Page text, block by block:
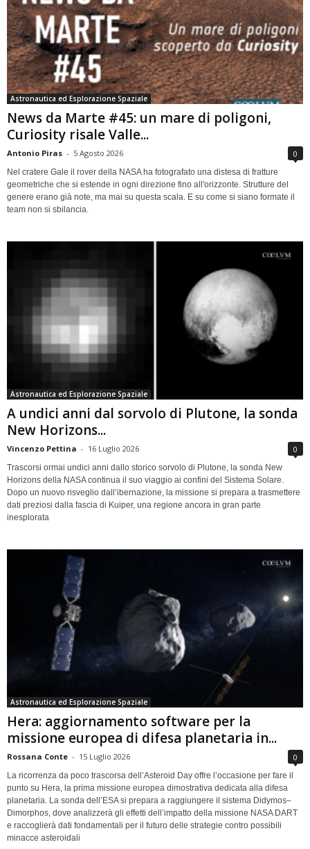
Astronautica ed Esplorazione Spaziale
News da Marte #45: un mare di poligoni,
Curiosity risale Valle...
Antonio Piras - 5 Agosto 2026 0
Nel cratere Gale il rover della NASA ha fotografato una distesa di fratture
geometriche che si estende in ogni direzione fino all'orizzonte. Strutture del
genere erano già note, ma mai su questa scala. E su come si siano formate il
team non si sbilancia.
Astronautica ed Esplorazione Spaziale
A undici anni dal sorvolo di Plutone, la sonda
New Horizons...
Vincenzo Pettina - 16 Luglio 2026 0
Trascorsi ormai undici anni dallo storico sorvolo di Plutone, la sonda New
Horizons della NASA continua il suo viaggio ai confini del Sistema Solare.
Dopo un nuovo risveglio dall’ibernazione, la missione si prepara a trasmettere
dati preziosi dalla fascia di Kuiper, una regione ancora in gran parte
inesplorata
Astronautica ed Esplorazione Spaziale
Hera: aggiornamento software per la
missione europea di difesa planetaria in...
Rossana Conte - 15 Luglio 2026 0
La ricorrenza da poco trascorsa dell’Asteroid Day offre l’occasione per fare il
punto su Hera, la prima missione europea dimostrativa dedicata alla difesa
planetaria. La sonda dell’ESA si prepara a raggiungere il sistema Didymos–
Dimorphos, dove analizzerà gli effetti dell’impatto della missione NASA DART
e raccoglierà dati fondamentali per il futuro delle strategie contro possibili
minacce asteroidali